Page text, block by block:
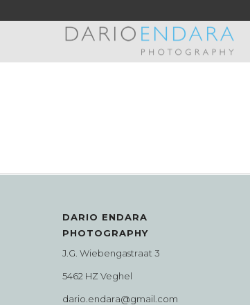
DARIO ENDARA
PHOTOGRAPHY
J.G. Wiebengastraat 3
5462 HZ Veghel
dario.endara@gmail.com